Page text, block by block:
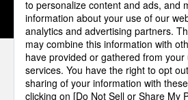
パナソニックの電気設備